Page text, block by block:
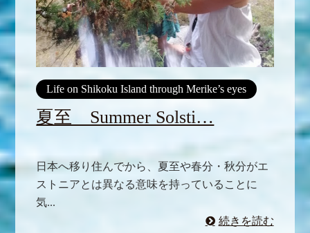
Life on Shikoku Island through Merike’s eyes
夏至 Summer Solsti…
日本へ移り住んでから、夏至や春分・秋分がエ
ストニアとは異なる意味を持っていることに
気...
続きを読む